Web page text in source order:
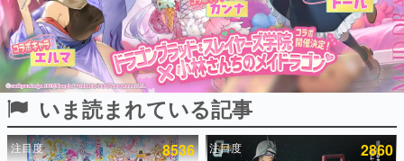
ピックアップ
いま読まれている記事
注目度 8536 注目度 2860